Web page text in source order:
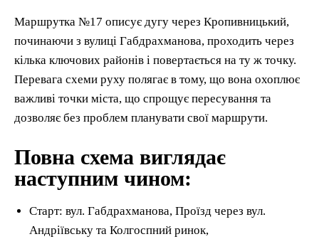
Маршрутка №17 описує дугу через Кропивницький,
починаючи з вулиці Габдрахманова, проходить через
кілька ключових районів і повертається на ту ж точку.
Перевага схеми руху полягає в тому, що вона охоплює
важливі точки міста, що спрощує пересування та
дозволяє без проблем планувати свої маршрути.
Повна схема виглядає
наступним чином:
Старт: вул. Габдрахманова, Проїзд через вул.
Андріївську та Колгоспний ринок,